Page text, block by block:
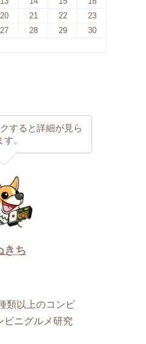
20 21 22
23
27 28 29
30
すると詳細が見ら
す。
きち
類以上のコンビ
ビニグルメ研究